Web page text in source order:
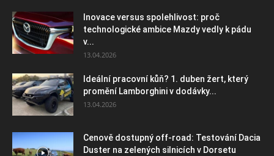
Inovace versus spolehlivost: proč
technologické ambice Mazdy vedly k pádu
v...
13.04.2026
Ideální pracovní kůň? 1. duben žert, který
promění Lamborghini v dodávky...
13.04.2026
Cenově dostupný off-road: Testování Dacia
Duster na zelených silnicích v Dorsetu